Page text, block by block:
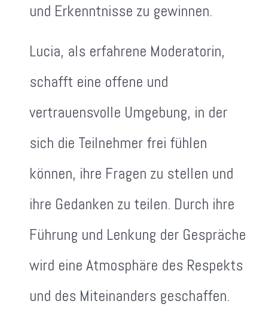
und Erkenntnisse zu gewinnen.
Lucia, als erfahrene Moderatorin,
schafft eine offene und
vertrauensvolle Umgebung, in der
sich die Teilnehmer frei fühlen
können, ihre Fragen zu stellen und
ihre Gedanken zu teilen. Durch ihre
Führung und Lenkung der Gespräche
wird eine Atmosphäre des Respekts
und des Miteinanders geschaffen.